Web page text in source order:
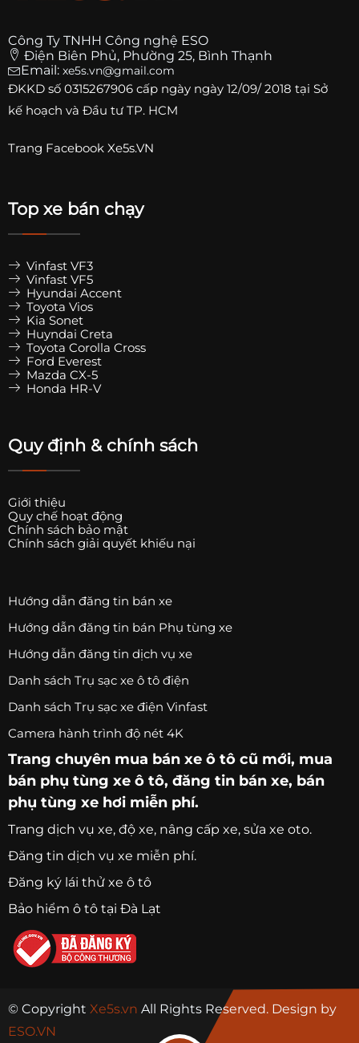
Công Ty TNHH Công nghệ ESO
Điện Biên Phủ, Phường 25, Bình Thạnh
Email: xe5s.vn@gmail.com
ĐKKD số 0315267906 cấp ngày ngày 12/09/ 2018 tại Sở
kế hoạch và Đầu tư TP. HCM
Trang Facebook Xe5s.VN
Top xe bán chạy
Vinfast VF3
Vinfast VF5
Hyundai Accent
Toyota Vios
Kia Sonet
Huyndai Creta
Toyota Corolla Cross
Ford Everest
Mazda CX-5
Honda HR-V
Quy định & chính sách
Giới thiệu
Quy chế hoạt động
Chính sách bảo mật
Chính sách giải quyết khiếu nại
Hướng dẫn đăng tin bán xe
Hướng dẫn đăng tin bán Phụ tùng xe
Hướng dẫn đăng tin dịch vụ xe
Danh sách Trụ sạc xe ô tô điện
Danh sách Trụ sạc xe điện Vinfast
Camera hành trình độ nét 4K
Trang chuyên mua bán xe ô tô cũ mới, mua
bán phụ tùng xe ô tô, đăng tin bán xe, bán
phụ tùng xe hơi miễn phí.
Trang dịch vụ xe, độ xe, nâng cấp xe, sửa xe oto.
Đăng tin dịch vụ xe miễn phí.
Đăng ký lái thử xe ô tô
Bảo hiểm ô tô tại Đà Lạt
© Copyright Xe5s.vn All Rights Reserved. Design by
ESO.VN